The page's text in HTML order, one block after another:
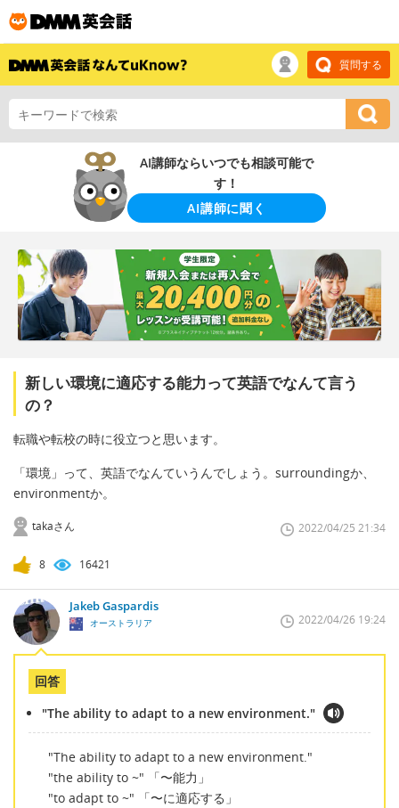
質問する
AI講師ならいつでも相談可能で
す！
AI講師に聞く
新しい環境に適応する能力って英語でなんて言う
の？
転職や転校の時に役立つと思います。
「環境」って、英語でなんていうんでしょう。surroundingか、
environmentか。
takaさん 2022/04/25 21:34
8 16421
Jakeb Gaspardis
オーストラリア 2022/04/26 19:24
回答
"The ability to adapt to a new environment."
"The ability to adapt to a new environment."
"the ability to ~" 「〜能力」
"to adapt to ~" 「〜に適応する」